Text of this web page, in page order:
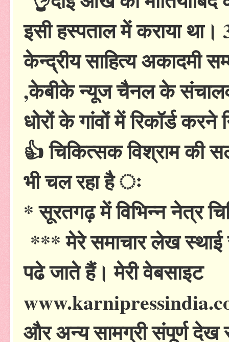
इसी हस्पताल में कराया था।
केन्द्रीय साहित्य अकादमी
,केबीके न्यूज चैनल के
धोरों के गांवों में रिकॉर्ड
👍 चिकित्सक विश्राम की
भी चल रहा है ः
* सूरतगढ़ में विभिन्न नेत्र
*** मेरे समाचार लेख
पढे जाते हैं। मेरी वेबसाइट
और अन्य सामग्री संपूर्ण